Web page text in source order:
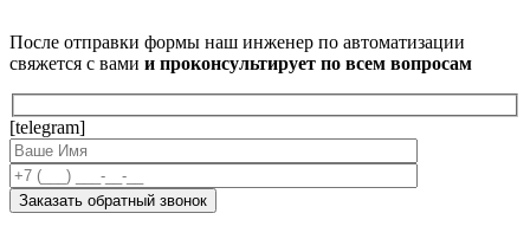
После отправки формы наш инженер по автоматизации
свяжется с вами и проконсультирует по всем вопросам
[telegram]